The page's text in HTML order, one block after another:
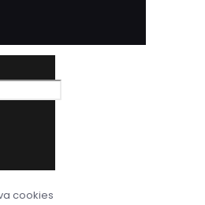
cookies